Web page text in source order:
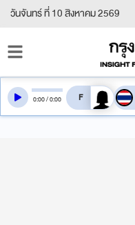
วันจันทร์ ที่ 10 สิงหาคม 2569
0:00/0:00 สลับเสียงอ่าน